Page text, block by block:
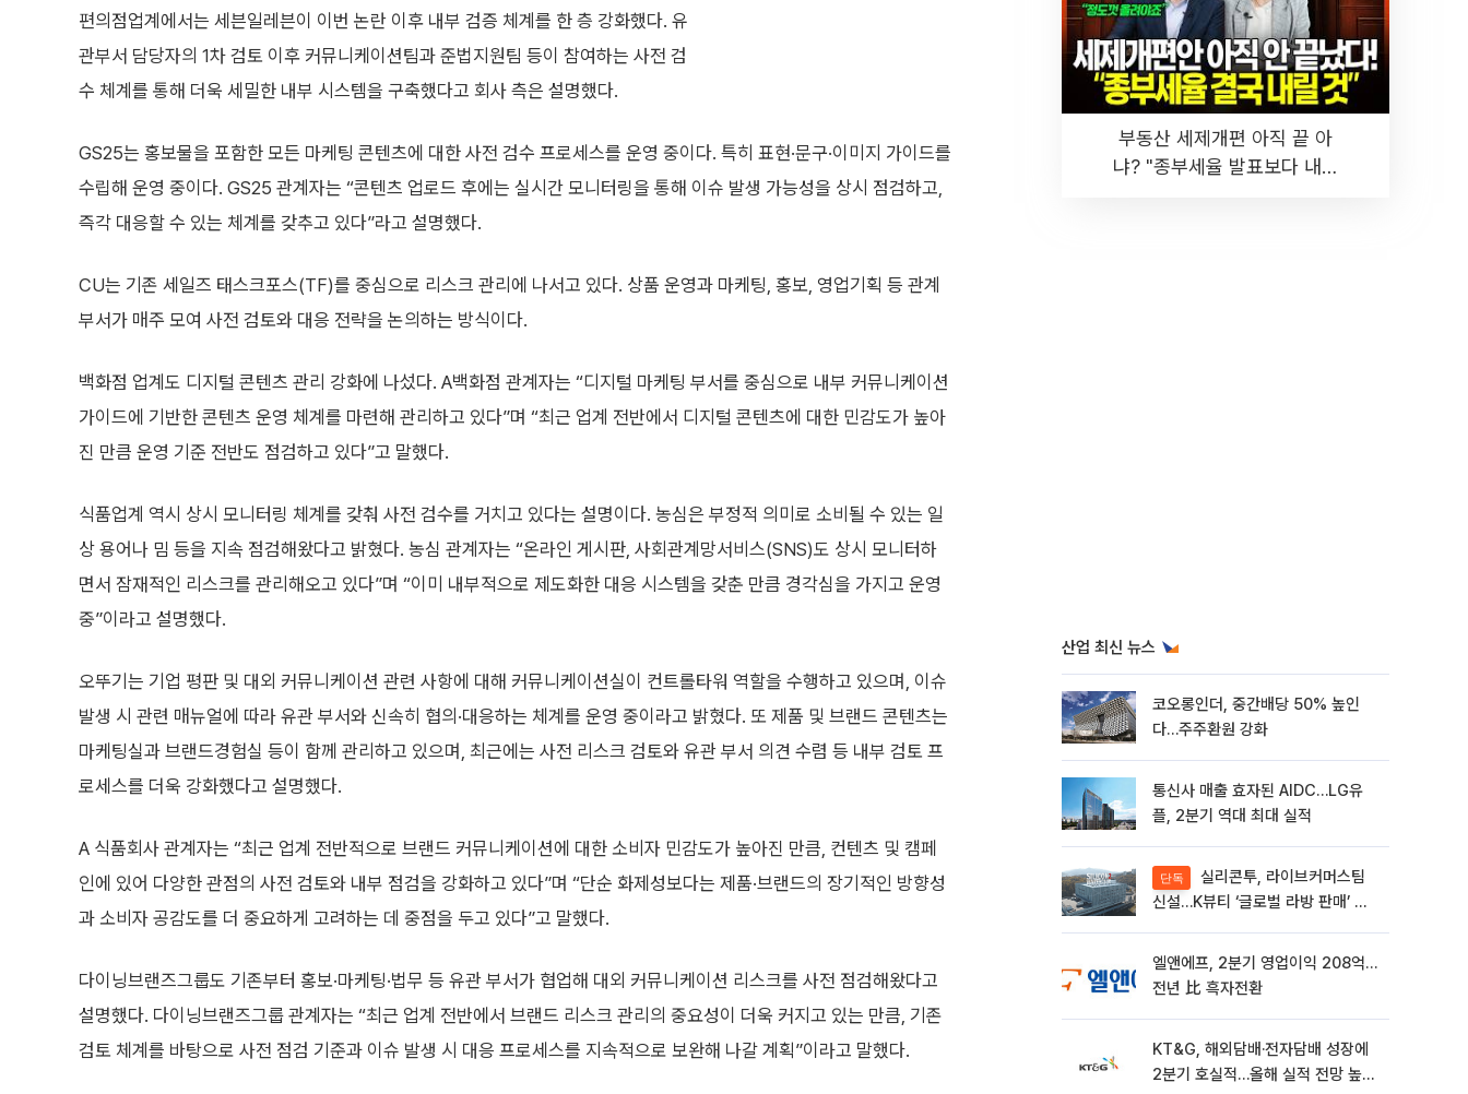
편의점업계에서는 세븐일레븐이 이번 논란 이후 내부 검증 체계를 한 층 강화했다. 유
관부서 담당자의 1차 검토 이후 커뮤니케이션팀과 준법지원팀 등이 참여하는 사전 검
수 체계를 통해 더욱 세밀한 내부 시스템을 구축했다고 회사 측은 설명했다.
GS25는 홍보물을 포함한 모든 마케팅 콘텐츠에 대한 사전 검수 프로세스를 운영 중이다. 특히 표현·문구·이미지 가이드를
수립해 운영 중이다. GS25 관계자는 “콘텐츠 업로드 후에는 실시간 모니터링을 통해 이슈 발생 가능성을 상시 점검하고,
즉각 대응할 수 있는 체계를 갖추고 있다”라고 설명했다.
CU는 기존 세일즈 태스크포스(TF)를 중심으로 리스크 관리에 나서고 있다. 상품 운영과 마케팅, 홍보, 영업기획 등 관계
부서가 매주 모여 사전 검토와 대응 전략을 논의하는 방식이다.
백화점 업계도 디지털 콘텐츠 관리 강화에 나섰다. A백화점 관계자는 “디지털 마케팅 부서를 중심으로 내부 커뮤니케이션
가이드에 기반한 콘텐츠 운영 체계를 마련해 관리하고 있다”며 “최근 업계 전반에서 디지털 콘텐츠에 대한 민감도가 높아
진 만큼 운영 기준 전반도 점검하고 있다”고 말했다.
식품업계 역시 상시 모니터링 체계를 갖춰 사전 검수를 거치고 있다는 설명이다. 농심은 부정적 의미로 소비될 수 있는 일
상 용어나 밈 등을 지속 점검해왔다고 밝혔다. 농심 관계자는 “온라인 게시판, 사회관계망서비스(SNS)도 상시 모니터하
면서 잠재적인 리스크를 관리해오고 있다”며 “이미 내부적으로 제도화한 대응 시스템을 갖춘 만큼 경각심을 가지고 운영
중”이라고 설명했다.
오뚜기는 기업 평판 및 대외 커뮤니케이션 관련 사항에 대해 커뮤니케이션실이 컨트롤타워 역할을 수행하고 있으며, 이슈
발생 시 관련 매뉴얼에 따라 유관 부서와 신속히 협의·대응하는 체계를 운영 중이라고 밝혔다. 또 제품 및 브랜드 콘텐츠는
마케팅실과 브랜드경험실 등이 함께 관리하고 있으며, 최근에는 사전 리스크 검토와 유관 부서 의견 수렴 등 내부 검토 프
로세스를 더욱 강화했다고 설명했다.
A 식품회사 관계자는 “최근 업계 전반적으로 브랜드 커뮤니케이션에 대한 소비자 민감도가 높아진 만큼, 컨텐츠 및 캠페
인에 있어 다양한 관점의 사전 검토와 내부 점검을 강화하고 있다”며 “단순 화제성보다는 제품·브랜드의 장기적인 방향성
과 소비자 공감도를 더 중요하게 고려하는 데 중점을 두고 있다”고 말했다.
다이닝브랜즈그룹도 기존부터 홍보·마케팅·법무 등 유관 부서가 협업해 대외 커뮤니케이션 리스크를 사전 점검해왔다고
설명했다. 다이닝브랜즈그룹 관계자는 “최근 업계 전반에서 브랜드 리스크 관리의 중요성이 더욱 커지고 있는 만큼, 기존
검토 체계를 바탕으로 사전 점검 기준과 이슈 발생 시 대응 프로세스를 지속적으로 보완해 나갈 계획”이라고 말했다.
부동산 세제개편 아직 끝 아
냐? "종부세율 발표보다 내릴
산업 최신 뉴스
코오롱인더, 중간배당 50% 높인
다…주주환원 강화
통신사 매출 효자된 AIDC…LG유
플, 2분기 역대 최대 실적
단독
신설…K뷰티 ‘글로벌 라방 판매’ 확
엘앤에프, 2분기 영업이익 208억…
전년 比 흑자전환
KT&G, 해외담배·전자담배 성장에
2분기 호실적…올해 실적 전망 높였